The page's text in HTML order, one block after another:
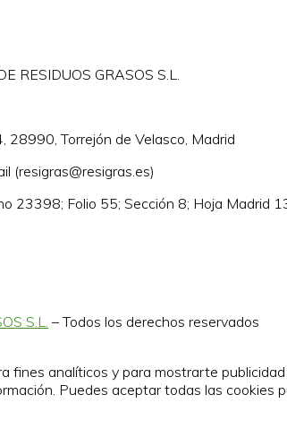
RESIDUOS GRASOS S.L.
28990, Torrejón de Velasco, Madrid
(resigras@resigras.es)
23398; Folio 55; Sección 8; Hoja Madrid
S.L. – Todos los derechos reservados
fines analíticos y para mostrarte
Puedes aceptar todas las cookies